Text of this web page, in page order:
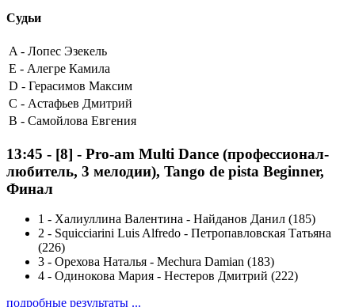
Судьи
A - Лопес Эзекель
E - Алегре Камила
D - Герасимов Максим
C - Астафьев Дмитрий
B - Самойлова Евгения
13:45 - [8] - Pro-am Multi Dance (профессионал-
любитель, 3 мелодии), Tango de pista Beginner,
Финал
1 - Халиуллина Валентина - Найданов Данил (185)
2 - Squicciarini Luis Alfredo - Петропавловская Татьяна
(226)
3 - Орехова Наталья - Mechura Damian (183)
4 - Одинокова Мария - Нестеров Дмитрий (222)
подробные результаты ...